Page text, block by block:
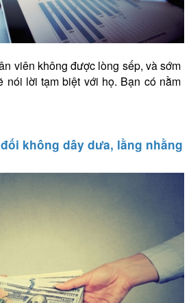
viên không được lòng sếp, và sớm
nói lời tạm biệt với họ. Bạn có nằm
không dây dưa, lằng nhằng